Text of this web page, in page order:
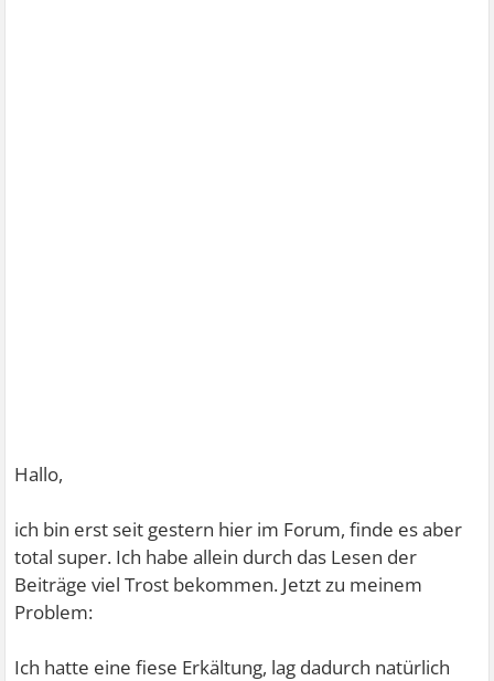
Hallo,
ich bin erst seit gestern hier im Forum, finde es aber
total super. Ich habe allein durch das Lesen der
Beiträge viel Trost bekommen. Jetzt zu meinem
Problem:
Ich hatte eine fiese Erkältung, lag dadurch natürlich